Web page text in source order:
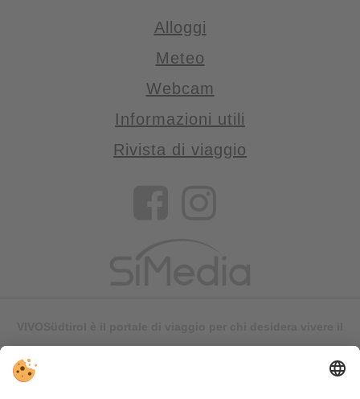
Alloggi
Meteo
Webcam
Informazioni utili
Rivista di viaggio